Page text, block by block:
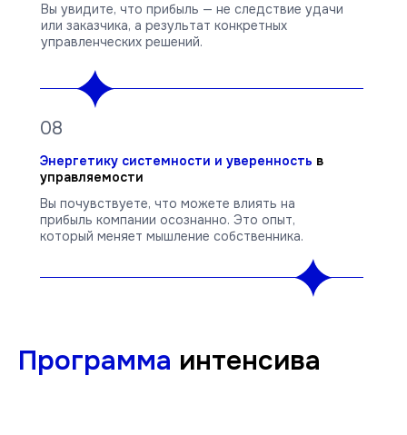
Энергетику системности и уверенность в
управляемости
08
Вы почувствуете, что можете влиять на
прибыль компании осознанно. Это опыт,
который меняет мышление собственника.
Вы увидите, что прибыль — не следствие удачи
или заказчика, а результат конкретных
управленческих решений.
Программа интенсива